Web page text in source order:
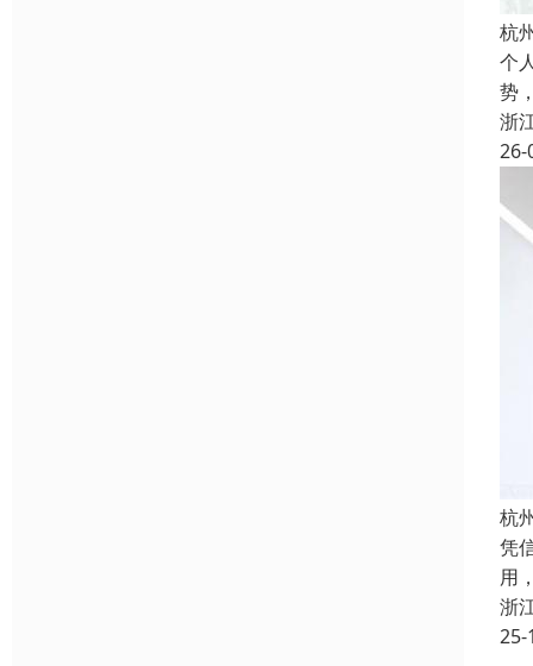
杭
个
势
浙
26-
杭
凭
用
浙
25-